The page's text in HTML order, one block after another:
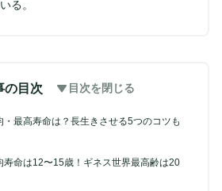
る。
の目次 目次を閉じる
・最高寿命は？長生きさせる5つのコツも
寿命は12〜15歳！ギネス世界最高齢は20